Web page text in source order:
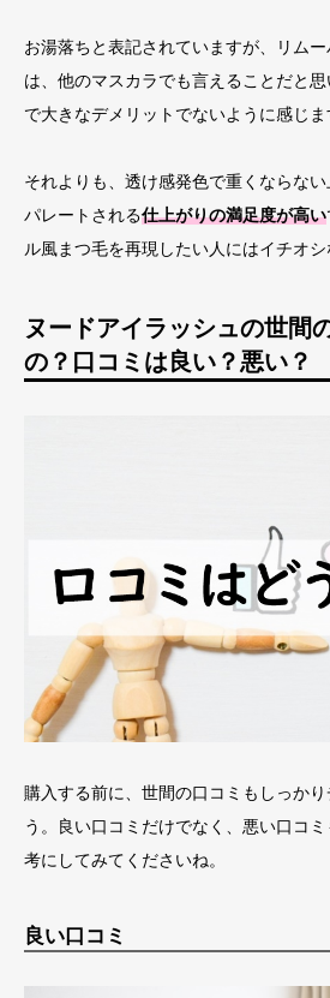
お湯落ちと表記されていますが、リム
は、他のマスカラでも言えることだと
で大きなデメリットでないように感じま
それよりも、透け感発色で重くならな
パレートされる仕上がりの満足度が高い
ル風まつ毛を再現したい人にはイチオシ
ヌードアイラッシュの世間
の？口コミは良い？悪い？
購入する前に、世間の口コミもしっか
う。良い口コミだけでなく、悪い口コ
考にしてみてくださいね。
良い口コミ